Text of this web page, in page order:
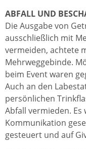
ABFALL UND
Die Ausgabe von
ausschließlich mit
vermeiden, achtete
Mehrweggebinde.
beim Event waren
Auch an den
persönlichen
Abfall vermieden.
Kommunikation
gesteuert und auf